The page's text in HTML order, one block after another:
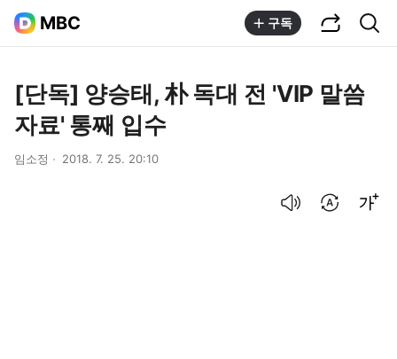
MBC 구독
[단독] 양승태, 朴 독대 전 'VIP 말씀
자료' 통째 입수
임소정 2018. 7. 25. 20:10